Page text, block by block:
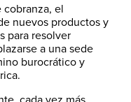
cobranza, el
nuevos productos y
para resolver
a una sede
burocrático y